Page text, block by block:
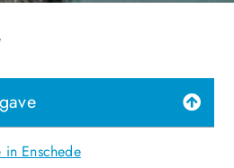
in Enschede